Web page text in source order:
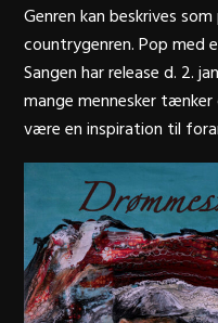
Genren kan beskrives
countrygenren. Pop med
Sangen har release d. 2.
mange mennesker
være en inspiration til